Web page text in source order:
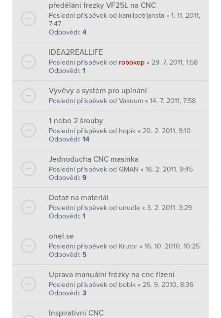
předělání frezky VF25L na CNC
Poslední příspěvek od kamilpetrjansta « 1. 11. 2011,
7:47
Odpovědi: 4
IDEA2REALLIFE
Poslední příspěvek od robokop « 29. 7. 2011, 1:58
Odpovědi: 1
Vývěvy a systém pro upínání
Poslední příspěvek od Vakuum « 14. 7. 2011, 7:58
1 nebo 2 šrouby
Poslední příspěvek od hopik « 20. 2. 2011, 9:10
Odpovědi: 14
Jednoducha CNC masinka
Poslední příspěvek od GMAN « 16. 2. 2011, 9:45
Odpovědi: 9
Dotaz na materiál
Poslední příspěvek od unudle « 3. 2. 2011, 3:29
Odpovědi: 1
onel.se
Poslední příspěvek od Krutor « 16. 10. 2010, 10:25
Odpovědi: 5
Uprava manuální frézky na cnc řízení
Poslední příspěvek od bobik « 25. 9. 2010, 8:36
Odpovědi: 3
Inspirativní CNC